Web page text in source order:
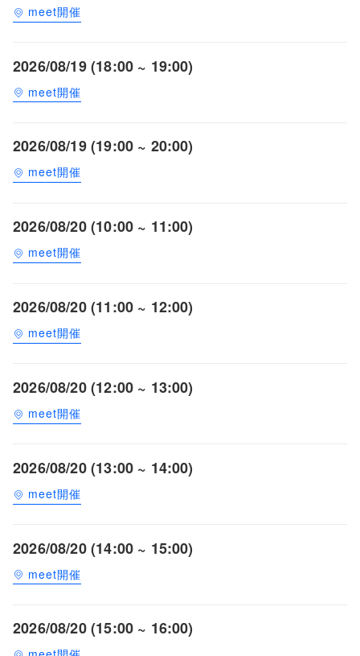
meet開催
2026/08/19 (18:00 ~ 19:00)
meet開催
2026/08/19 (19:00 ~ 20:00)
meet開催
2026/08/20 (10:00 ~ 11:00)
meet開催
2026/08/20 (11:00 ~ 12:00)
meet開催
2026/08/20 (12:00 ~ 13:00)
meet開催
2026/08/20 (13:00 ~ 14:00)
meet開催
2026/08/20 (14:00 ~ 15:00)
meet開催
2026/08/20 (15:00 ~ 16:00)